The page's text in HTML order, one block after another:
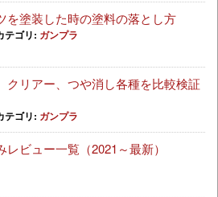
を塗装した時の塗料の落とし方
テゴリ: ガンプラ
クリアー、つや消し各種を比較検証
テゴリ: ガンプラ
レビュー一覧（2021～最新）